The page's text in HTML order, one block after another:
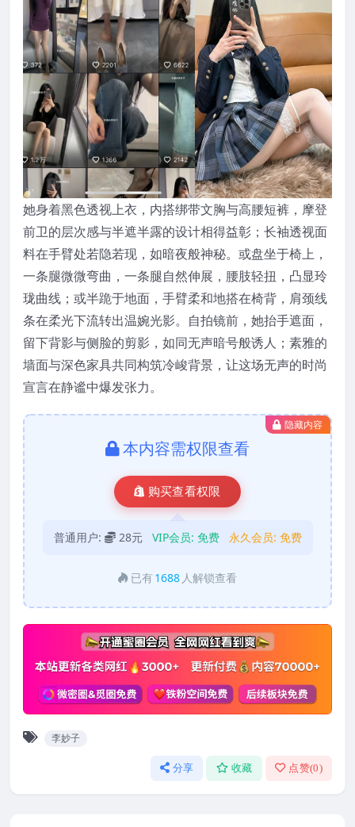
她身着黑色透视上衣，内搭绑带文胸与高腰短裤，摩登
前卫的层次感与半遮半露的设计相得益彰；长袖透视面
料在手臂处若隐若现，如暗夜般神秘。或盘坐于椅上，
一条腿微微弯曲，一条腿自然伸展，腰肢轻扭，凸显玲
珑曲线；或半跪于地面，手臂柔和地搭在椅背，肩颈线
条在柔光下流转出温婉光影。自拍镜前，她抬手遮面，
留下背影与侧脸的剪影，如同无声暗号般诱人；素雅的
墙面与深色家具共同构筑冷峻背景，让这场无声的时尚
宣言在静谧中爆发张力。
隐藏内容
本内容需权限查看
购买查看权限
普通用户: 28元 VIP会员: 免费 永久会员: 免费
已有 1688 人解锁查看
李妙子
分享 收藏 点赞(0)